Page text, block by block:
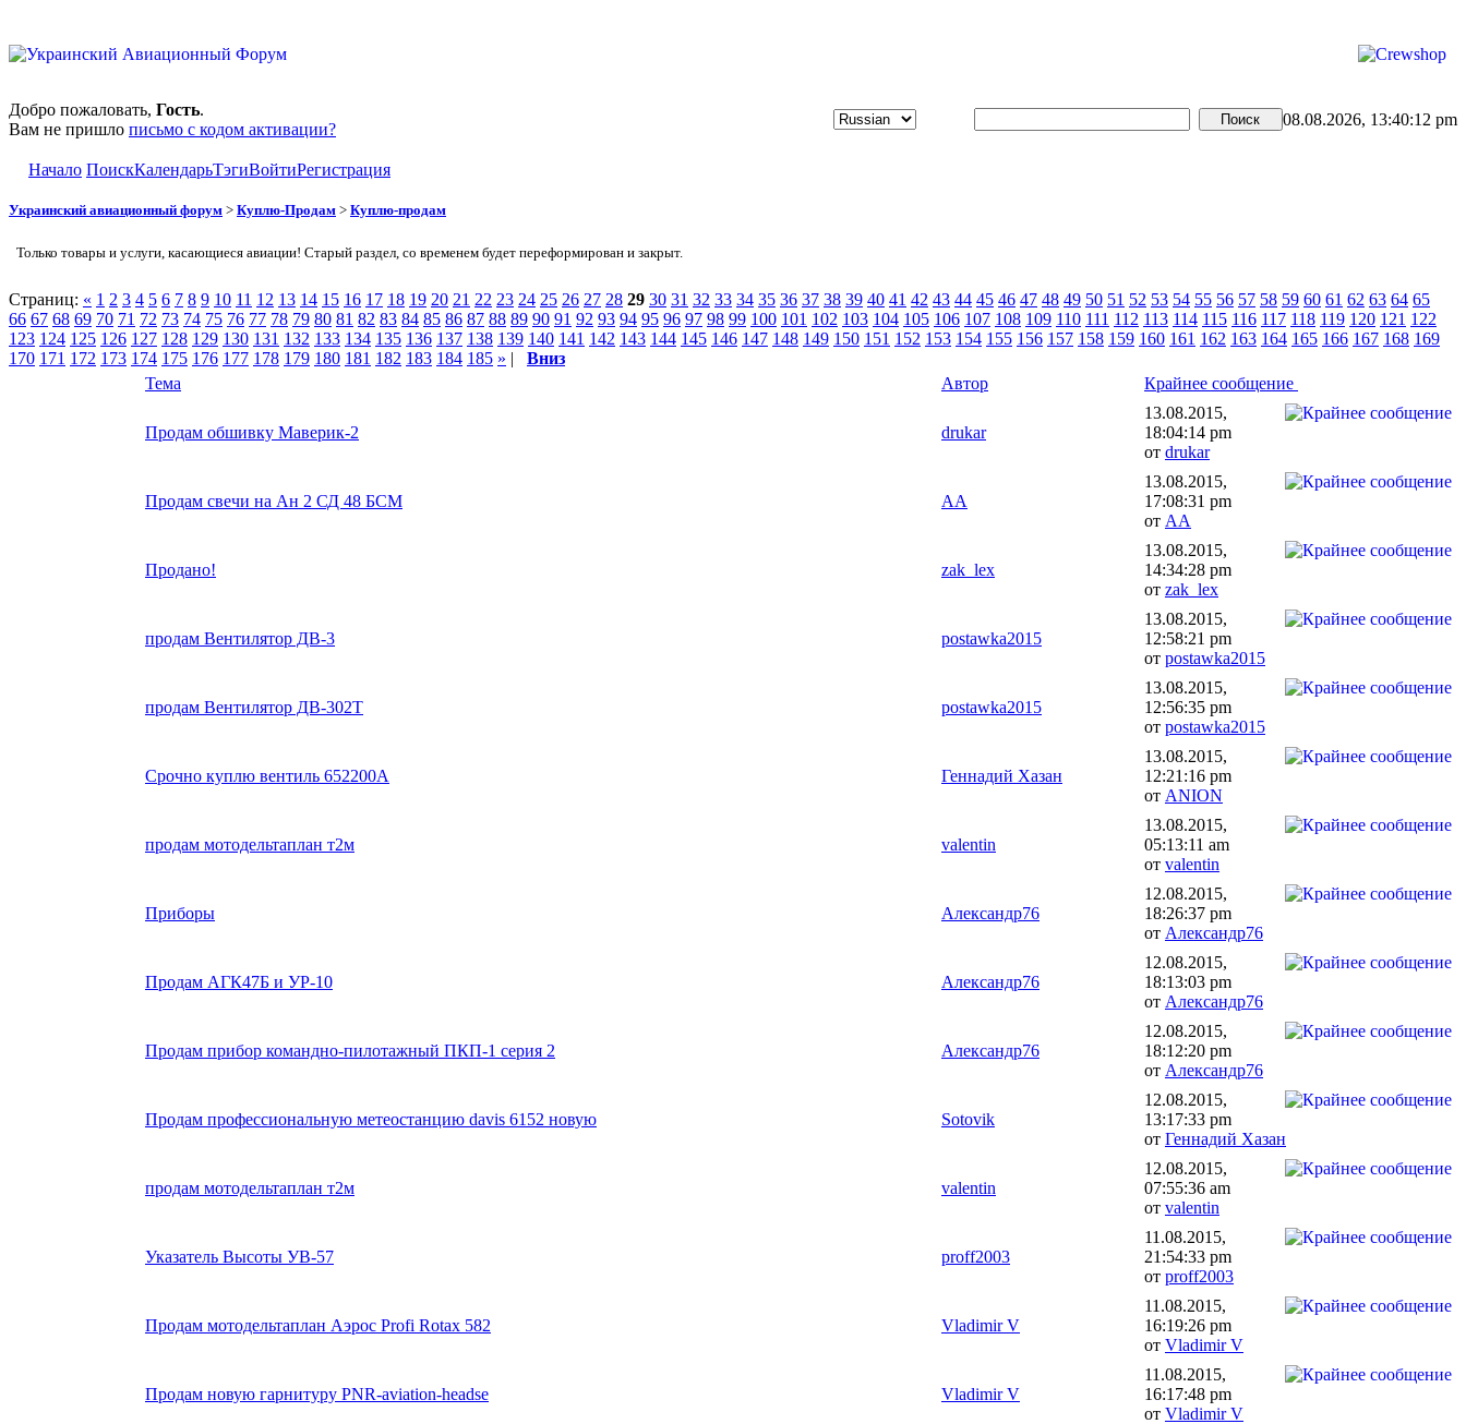
Добро пожаловать, Гость.
Вам не пришло письмо с кодом активации?
08.08.2026, 13:40:12 pm
Начало ПоискКалендарьТэгиВойтиРегистрация
Украинский авиационный форум > Куплю-Продам > Куплю-продам
Только товары и услуги, касающиеся авиации! Старый раздел, со временем будет переформирован и закрыт.
Страниц: « 1 2 3 4 5 6 7 8 9 10 11 12 13 14 15 16 17 18 19 20 21 22 23 24 25 26 27 28 29 30 31 32 33 34 35 36 37 38 39 40 41 42 43 44 45 46 47 48 49 50 51 52 53 54 55 56 57 58 59 60 61 62 63 64 65
66 67 68 69 70 71 72 73 74 75 76 77 78 79 80 81 82 83 84 85 86 87 88 89 90 91 92 93 94 95 96 97 98 99 100 101 102 103 104 105 106 107 108 109 110 111 112 113 114 115 116 117 118 119 120 121 122
123 124 125 126 127 128 129 130 131 132 133 134 135 136 137 138 139 140 141 142 143 144 145 146 147 148 149 150 151 152 153 154 155 156 157 158 159 160 161 162 163 164 165 166 167 168 169
170 171 172 173 174 175 176 177 178 179 180 181 182 183 184 185 » | Вниз
Тема
Автор Крайнее сообщение
Продам обшивку Маверик-2 drukar
13.08.2015,
18:04:14 pm
от drukar
Продам свечи на Ан 2 СД 48 БСМ АА
13.08.2015,
17:08:31 pm
от АА
Продано! zak_lex
13.08.2015,
14:34:28 pm
от zak_lex
продам Вентилятор ДВ-3 postawka2015
13.08.2015,
12:58:21 pm
от postawka2015
продам Вентилятор ДВ-302Т postawka2015
13.08.2015,
12:56:35 pm
от postawka2015
Срочно куплю вентиль 652200А Геннадий Хазан
13.08.2015,
12:21:16 pm
от ANION
продам мотодельтаплан т2м valentin
13.08.2015,
05:13:11 am
от valentin
Приборы Александр76
12.08.2015,
18:26:37 pm
от Александр76
Продам АГК47Б и УР-10 Александр76
12.08.2015,
18:13:03 pm
от Александр76
Продам прибор командно-пилотажный ПКП-1 серия 2 Александр76
12.08.2015,
18:12:20 pm
от Александр76
Продам профессиональную метеостанцию davis 6152 новую Sotovik
12.08.2015,
13:17:33 pm
от Геннадий Хазан
продам мотодельтаплан т2м valentin
12.08.2015,
07:55:36 am
от valentin
Указатель Высоты УВ-57 proff2003
11.08.2015,
21:54:33 pm
от proff2003
Продам мотодельтаплан Аэрос Profi Rotax 582 Vladimir V
11.08.2015,
16:19:26 pm
от Vladimir V
Продам новую гарнитуру PNR-aviation-headse Vladimir V
11.08.2015,
16:17:48 pm
от Vladimir V